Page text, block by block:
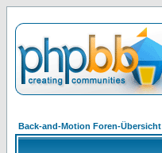
Back-and-Motion Foren-Übersicht